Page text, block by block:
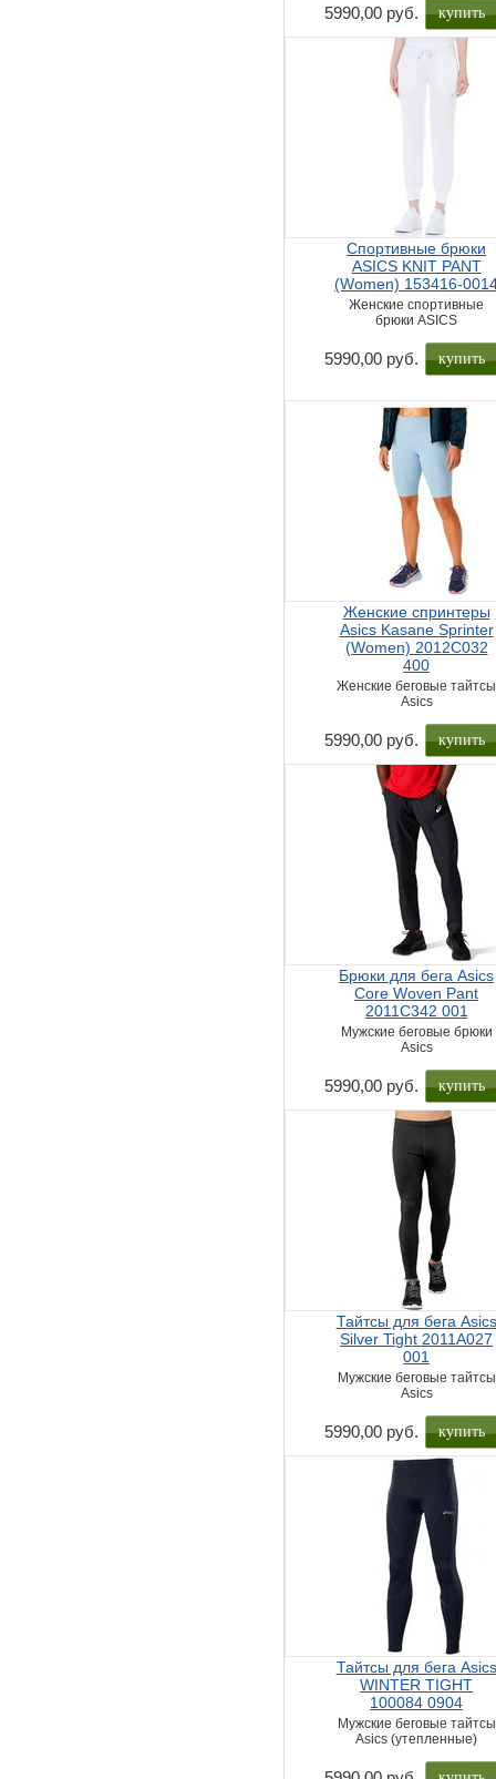
5990,00 руб. купить
Спортивные брюки
ASICS KNIT PANT
(Women) 153416-
Женские спортивные
брюки ASICS
5990,00 руб. купить
Женские спринтеры
Asics Kasane Sprinter
(Women) 2012C032
400
Женские беговые тайтсы
Asics
5990,00 руб. купить
Брюки для бега Asics
Core Woven Pant
2011C342 001
Мужские беговые брюки
Asics
5990,00 руб. купить
Тайтсы для бега Asics
Silver Tight 2011A027
001
Мужские беговые тайтсы
Asics
5990,00 руб. купить
Тайтсы для бега Asics
WINTER TIGHT
100084 0904
Мужские беговые тайтсы
Asics (утепленные)